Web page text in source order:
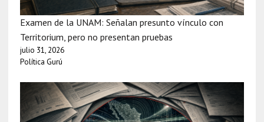
Examen de la UNAM: Señalan presunto vínculo con
Territorium, pero no presentan pruebas
julio 31, 2026
Política Gurú